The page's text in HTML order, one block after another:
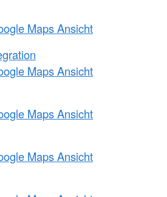
Maps Ansicht
Maps Ansicht
Maps Ansicht
Maps Ansicht